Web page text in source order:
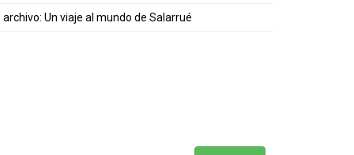
archivo: Un viaje al mundo de Salarrué